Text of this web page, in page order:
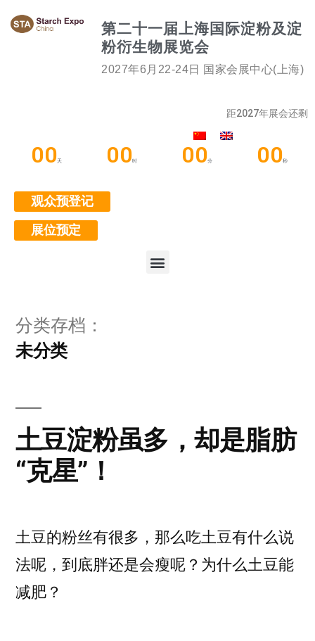
第二十一届上海国际淀粉及淀
粉衍生物展览会
2027年6月22-24日 国家会展中心(上海)
距2027年展会还剩
00天 00时 00分 00秒
观众预登记
展位预定
分类存档：
未分类
土豆淀粉虽多，却是脂肪
“克星”！
土豆的粉丝有很多，那么吃土豆有什么说
法呢，到底胖还是会瘦呢？为什么土豆能
减肥？